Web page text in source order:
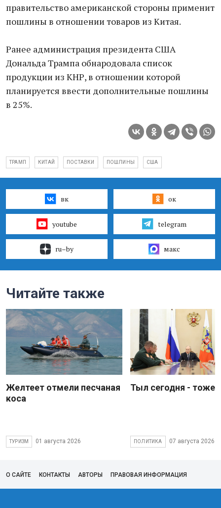
правительство американской стороны применит
пошлины в отношении товаров из Китая.
Ранее администрация президента США
Дональда Трампа обнародовала список
продукции из КНР, в отношении которой
планируется ввести дополнительные пошлины
в 25%.
ТРАМП КИТАЙ ПОСТАВКИ ПОШЛИНЫ США
вк ок
youtube telegram
ru–by макс
Читайте также
Желтеет отмели песчаная
коса
ТУРИЗМ 01 августа 2026
Тыл сегодня - тоже
ПОЛИТИКА 07 августа 2026
О САЙТЕ КОНТАКТЫ АВТОРЫ ПРАВОВАЯ ИНФОРМАЦИЯ